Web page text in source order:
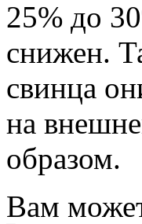
25% до
снижен.
свинца
на
образом.
Вам